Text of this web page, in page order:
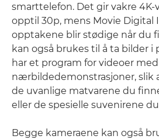
smarttelefon. Det gir vakre
opptil 30p, mens Movie Digital
opptakene blir stødige når du
kan også brukes til å ta bilder
har et program for videoer med
nærbildedemonstrasjoner, slik
de uvanlige matvarene du
eller de spesielle suvenirene
Begge kameraene kan også